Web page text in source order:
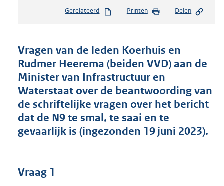
s
d
s
g
r
o
t
t
Gerelateerd Printen Delen
Vragen van de leden Koerhuis en
Rudmer Heerema (beiden VVD) aan de
Minister van Infrastructuur en
Waterstaat over de beantwoording van
de schriftelijke vragen over het bericht
dat de N9 te smal, te saai en te
gevaarlijk is (ingezonden 19 juni 2023).
Vraag 1